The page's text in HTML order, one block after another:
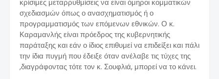
κρίσιμες μεταρρυθμίσεις να είναι όμηροι κομματικών
σχεδιασμών όπως ο ανασχηματισμός ή ο
προγραμματισμός των επόμενων εθνικών. Ο κ.
Καραμανλής είναι πρόεδρος της κυβερνητικής
παράταξης και εάν ο ίδιος επιθυμεί να επιδείξει και πάλι
την ίδια πυγμή που έδειξε όταν ανέλαβε τις τύχες της
,διαγράφοντας τότε τον κ. Σουφλιά, μπορεί να το κάνει.